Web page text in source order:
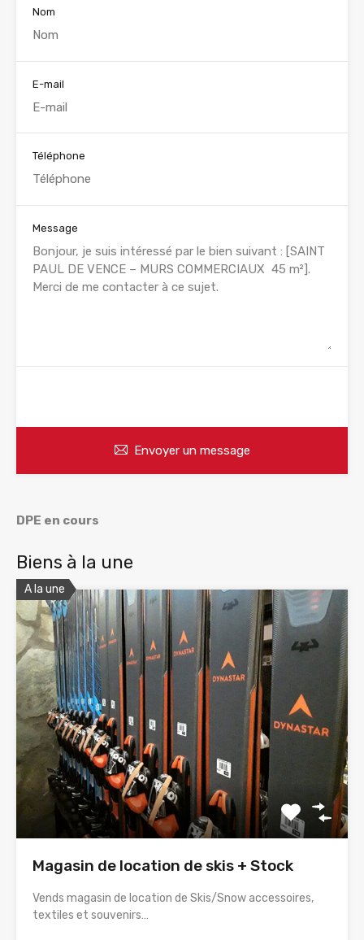
Nom
E-mail
Téléphone
Message
Envoyer un message
DPE en cours
Biens à la une
A la une
Magasin de location de skis + Stock
Vends magasin de location de Skis/Snow accessoires,
textiles et souvenirs…